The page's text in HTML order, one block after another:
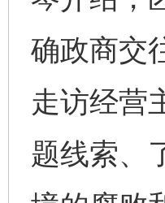
确政商交
走访经营
题线索、